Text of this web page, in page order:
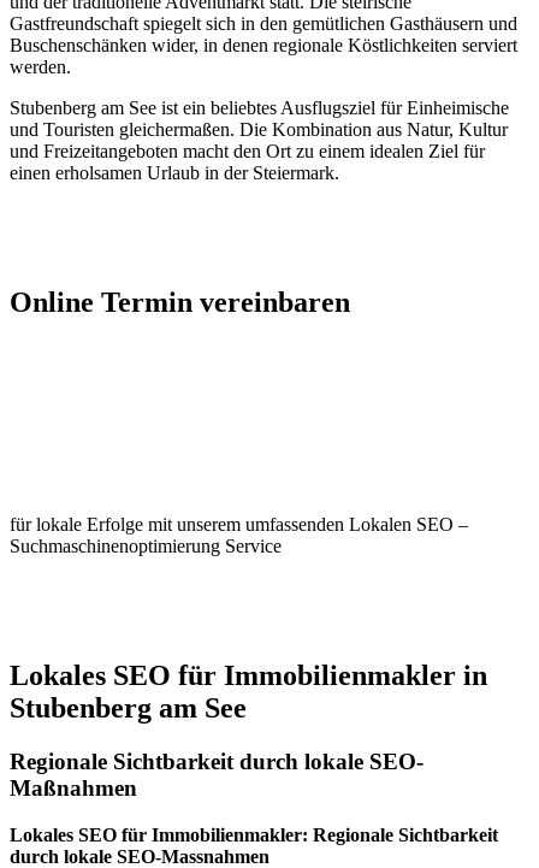
Gastfreundschaft spiegelt sich in den gemütlichen Gasthäusern und
Buschenschänken wider, in denen regionale Köstlichkeiten serviert
werden.
Stubenberg am See ist ein beliebtes Ausflugsziel für Einheimische
und Touristen gleichermaßen. Die Kombination aus Natur, Kultur
und Freizeitangeboten macht den Ort zu einem idealen Ziel für
einen erholsamen Urlaub in der Steiermark.
Online Termin vereinbaren
für lokale Erfolge mit unserem umfassenden Lokalen SEO –
Suchmaschinenoptimierung Service
Lokales SEO für Immobilienmakler in
Stubenberg am See
Regionale Sichtbarkeit durch lokale SEO-
Maßnahmen
Lokales SEO für Immobilienmakler: Regionale Sichtbarkeit
durch lokale SEO-Massnahmen